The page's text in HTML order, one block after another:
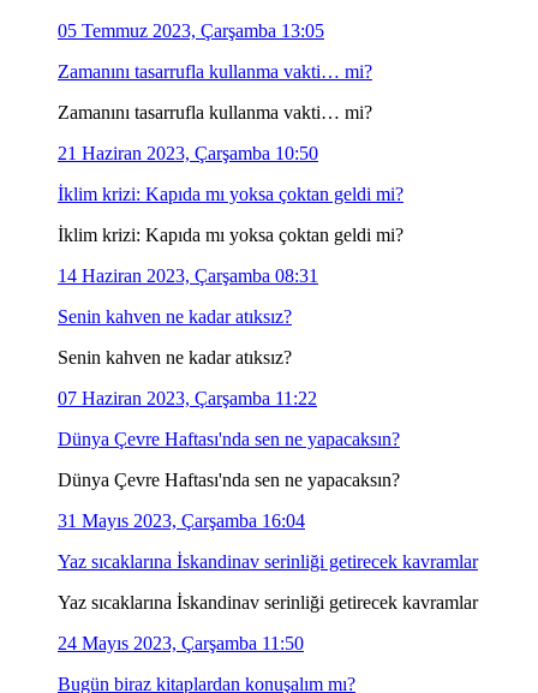
05 Temmuz 2023, Çarşamba 13:05
Zamanını tasarrufla kullanma vakti… mi?
Zamanını tasarrufla kullanma vakti… mi?
21 Haziran 2023, Çarşamba 10:50
İklim krizi: Kapıda mı yoksa çoktan geldi mi?
İklim krizi: Kapıda mı yoksa çoktan geldi mi?
14 Haziran 2023, Çarşamba 08:31
Senin kahven ne kadar atıksız?
Senin kahven ne kadar atıksız?
07 Haziran 2023, Çarşamba 11:22
Dünya Çevre Haftası'nda sen ne yapacaksın?
Dünya Çevre Haftası'nda sen ne yapacaksın?
31 Mayıs 2023, Çarşamba 16:04
Yaz sıcaklarına İskandinav serinliği getirecek kavramlar
Yaz sıcaklarına İskandinav serinliği getirecek kavramlar
24 Mayıs 2023, Çarşamba 11:50
Bugün biraz kitaplardan konuşalım mı?